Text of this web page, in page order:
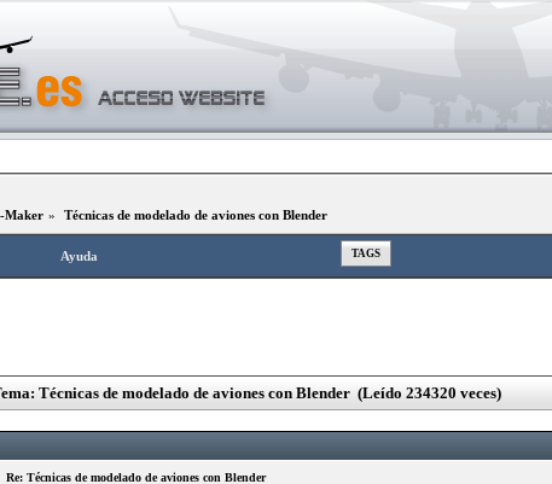
Maker » Técnicas de modelado de aviones con Blender
Ayuda TAGS
Técnicas de modelado de aviones con Blender (Leído 234320 veces)
Re: Técnicas de modelado de aviones con Blender